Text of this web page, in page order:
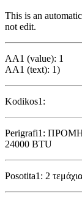
This is an
not edit.
AA1 (value): 1
AA1 (text): 1)
Kodikos1:
Perigrafi1:
24000 BTU
Posotita1: 2 τεμάχια